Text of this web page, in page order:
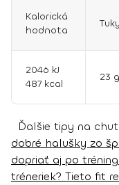
Kalorická
hodnota
Tuky
2046 kJ
487 kcal
23 g
Ďalšie tipy na
dobré halušky zo
dopriať aj po
tréneriek? Tieto fit